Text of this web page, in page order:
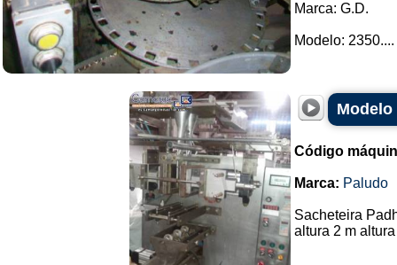
Marca: G.D.
Modelo: 2350....
Modelo
Código
Marca: Paludo
Sacheteira
altura 2 m